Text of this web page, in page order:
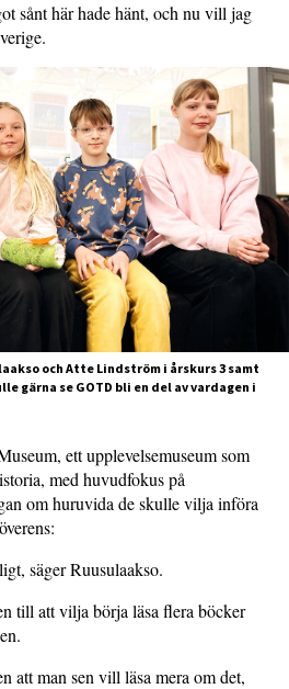
sånt här hade hänt, och nu vill jag
och Atte Lindström i årskurs 3 samt
gärna se GOTD bli en del av vardagen i
ett upplevelsemuseum som
med huvudfokus på
om huruvida de skulle vilja införa
säger Ruusulaakso.
till att vilja börja läsa flera böcker
att man sen vill läsa mera om det,